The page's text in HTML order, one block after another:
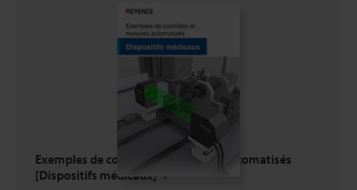
Exemples de contrôles et mesures automatisés
[Dispositifs médicaux]